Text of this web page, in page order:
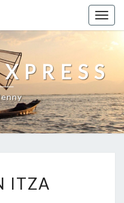
ITZA